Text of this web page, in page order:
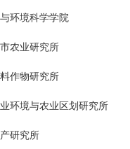
环境科学学院
农业研究所
作物研究所
环境与农业区划研究所
研究所